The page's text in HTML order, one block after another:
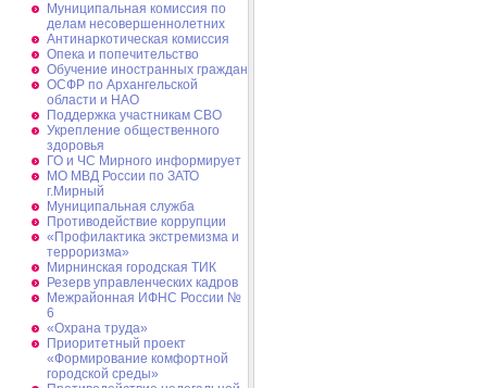
Муниципальная комиссия по
делам несовершеннолетних
Антинаркотическая комиссия
Опека и попечительство
Обучение иностранных граждан
ОСФР по Архангельской
области и НАО
Поддержка участникам СВО
Укрепление общественного
здоровья
ГО и ЧС Мирного информирует
МО МВД России по ЗАТО
г.Мирный
Муниципальная cлужба
Противодействие коррупции
«Профилактика экстремизма и
терроризма»
Мирнинская городская ТИК
Резерв управленческих кадров
Межрайонная ИФНС России №
6
«Охрана труда»
Приоритетный проект
«Формирование комфортной
городской среды»